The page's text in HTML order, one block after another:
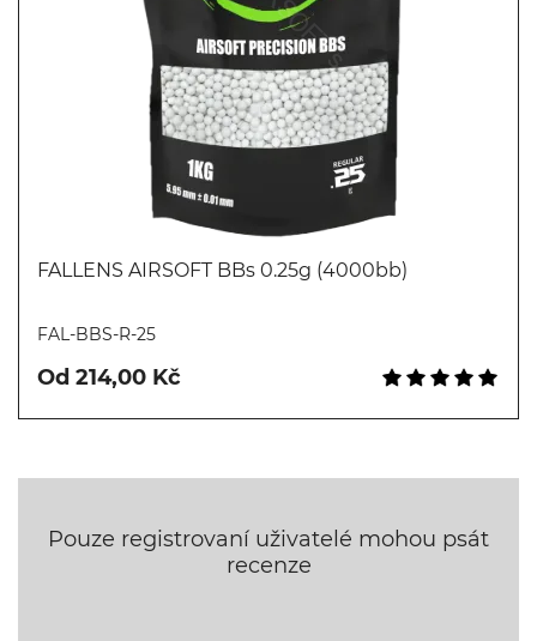
FALLENS AIRSOFT BBs 0.25g (4000bb)
FAL-BBS-R-25
Od 214,00 Kč
Pouze registrovaní uživatelé mohou psát
recenze